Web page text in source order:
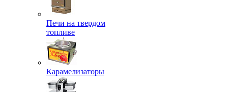
Печи на твердом
топливе
Карамелизаторы